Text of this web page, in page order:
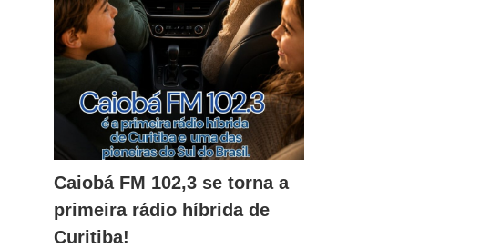
Caiobá FM 102,3 se torna a
primeira rádio híbrida de
Curitiba!